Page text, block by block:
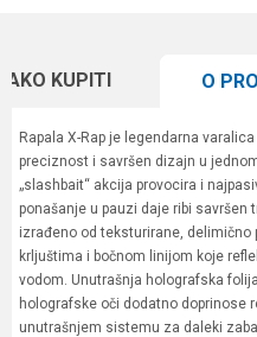
KUPITI O
Rapala X-Rap je legendarna
preciznost i savršen dizajn u
„slashbait“ akcija provocira i
ponašanje u pauzi daje ribi savršen
izrađeno od teksturirane,
krljuštima i bočnom linijom koje
vodom. Unutrašnja holografska
holografske oči dodatno doprinose
unutrašnjem sistemu za daleki